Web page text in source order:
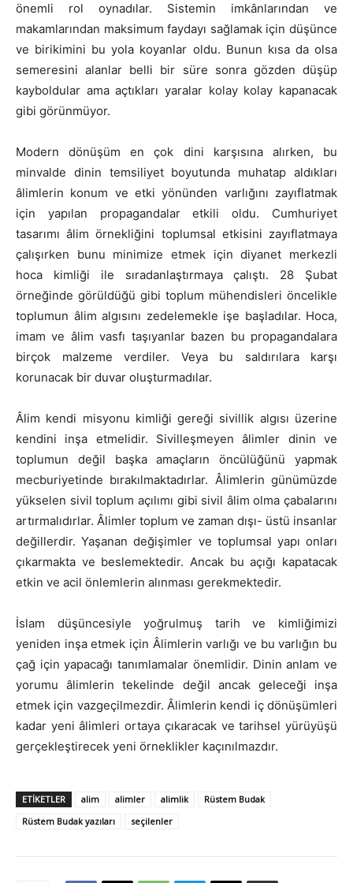
önemli rol oynadılar. Sistemin imkânlarından ve
makamlarından maksimum faydayı sağlamak için düşünce
ve birikimini bu yola koyanlar oldu. Bunun kısa da olsa
semeresini alanlar belli bir süre sonra gözden düşüp
kayboldular ama açtıkları yaralar kolay kolay kapanacak
gibi görünmüyor.
Modern dönüşüm en çok dini karşısına alırken, bu
minvalde dinin temsiliyet boyutunda muhatap aldıkları
âlimlerin konum ve etki yönünden varlığını zayıflatmak
için yapılan propagandalar etkili oldu. Cumhuriyet
tasarımı âlim örnekliğini toplumsal etkisini zayıflatmaya
çalışırken bunu minimize etmek için diyanet merkezli
hoca kimliği ile sıradanlaştırmaya çalıştı. 28 Şubat
örneğinde görüldüğü gibi toplum mühendisleri öncelikle
toplumun âlim algısını zedelemekle işe başladılar. Hoca,
imam ve âlim vasfı taşıyanlar bazen bu propagandalara
birçok malzeme verdiler. Veya bu saldırılara karşı
korunacak bir duvar oluşturmadılar.
Âlim kendi misyonu kimliği gereği sivillik algısı üzerine
kendini inşa etmelidir. Sivilleşmeyen âlimler dinin ve
toplumun değil başka amaçların öncülüğünü yapmak
mecburiyetinde bırakılmaktadırlar. Âlimlerin günümüzde
yükselen sivil toplum açılımı gibi sivil âlim olma çabalarını
artırmalıdırlar. Âlimler toplum ve zaman dışı- üstü insanlar
değillerdir. Yaşanan değişimler ve toplumsal yapı onları
çıkarmakta ve beslemektedir. Ancak bu açığı kapatacak
etkin ve acil önlemlerin alınması gerekmektedir.
İslam düşüncesiyle yoğrulmuş tarih ve kimliğimizi
yeniden inşa etmek için Âlimlerin varlığı ve bu varlığın bu
çağ için yapacağı tanımlamalar önemlidir. Dinin anlam ve
yorumu âlimlerin tekelinde değil ancak geleceği inşa
etmek için vazgeçilmezdir. Âlimlerin kendi iç dönüşümleri
kadar yeni âlimleri ortaya çıkaracak ve tarihsel yürüyüşü
gerçekleştirecek yeni örneklikler kaçınılmazdır.
ETIKETLER alim alimler alimlik
Rüstem Budak
Rüstem Budak yazıları
seçilenler